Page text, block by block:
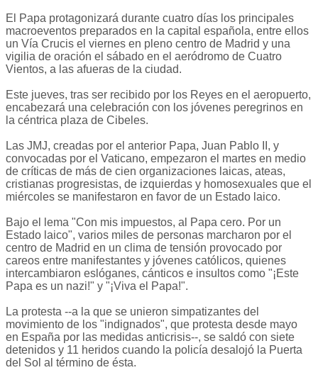
El Papa protagonizará durante cuatro días los principales
macroeventos preparados en la capital española, entre ellos
un Vía Crucis el viernes en pleno centro de Madrid y una
vigilia de oración el sábado en el aeródromo de Cuatro
Vientos, a las afueras de la ciudad.
Este jueves, tras ser recibido por los Reyes en el aeropuerto,
encabezará una celebración con los jóvenes peregrinos en
la céntrica plaza de Cibeles.
Las JMJ, creadas por el anterior Papa, Juan Pablo II, y
convocadas por el Vaticano, empezaron el martes en medio
de críticas de más de cien organizaciones laicas, ateas,
cristianas progresistas, de izquierdas y homosexuales que el
miércoles se manifestaron en favor de un Estado laico.
Bajo el lema "Con mis impuestos, al Papa cero. Por un
Estado laico", varios miles de personas marcharon por el
centro de Madrid en un clima de tensión provocado por
careos entre manifestantes y jóvenes católicos, quienes
intercambiaron eslóganes, cánticos e insultos como "¡Este
Papa es un nazi!" y "¡Viva el Papa!".
La protesta --a la que se unieron simpatizantes del
movimiento de los "indignados", que protesta desde mayo
en España por las medidas anticrisis--, se saldó con siete
detenidos y 11 heridos cuando la policía desalojó la Puerta
del Sol al término de ésta.